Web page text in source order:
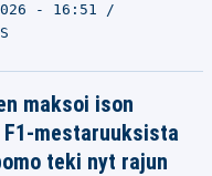
- 16:51
maksoi ison
F1-mestaruuksista
teki nyt rajun